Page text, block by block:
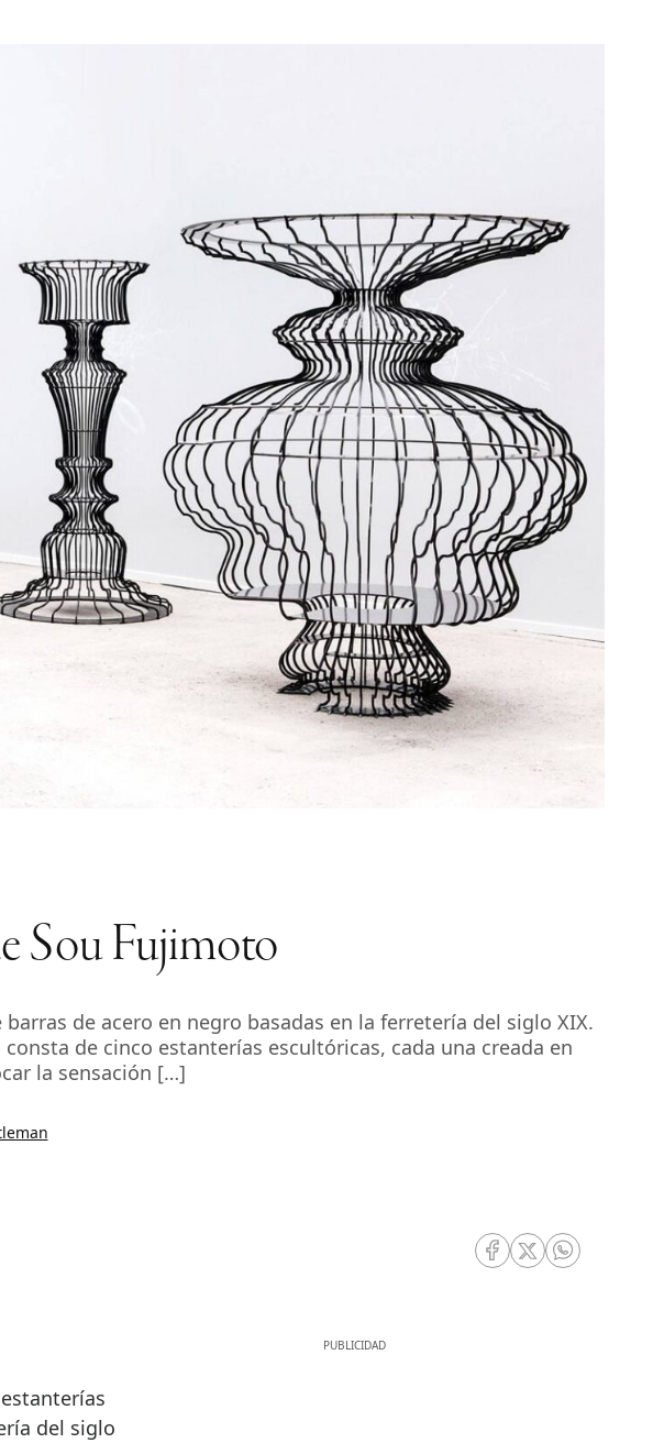
Sou Fujimoto
de acero en negro basadas en la ferretería del siglo XIX.
de cinco estanterías escultóricas, cada una creada en
la sensación […]
RRSS Facebook
RRSS Twitter
RRSS
del siglo